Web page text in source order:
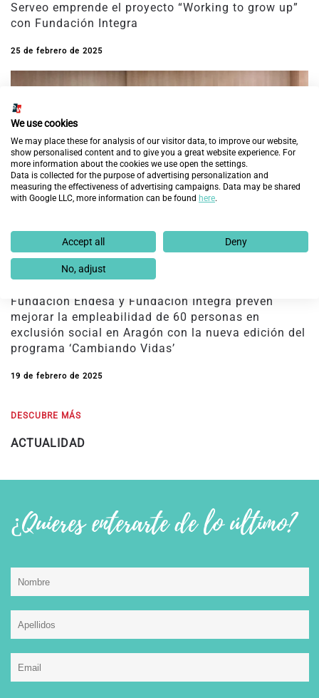
Serveo emprende el proyecto “Working to grow up”
con Fundación Integra
25 de febrero de 2025
Fundación Endesa y Fundación Integra prevén
mejorar la empleabilidad de 60 personas en
exclusión social en Aragón con la nueva edición del
programa ‘Cambiando Vidas’
19 de febrero de 2025
DESCUBRE MÁS
ACTUALIDAD
¿Quieres enterarte de lo último?
We use cookies
We may place these for analysis of our visitor data, to improve our website,
show personalised content and to give you a great website experience. For
more information about the cookies we use open the settings.
Data is collected for the purpose of advertising personalization and
measuring the effectiveness of advertising campaigns. Data may be shared
with Google LLC, more information can be found here.
Accept all Deny
No, adjust